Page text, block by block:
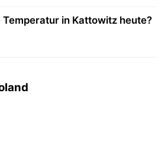
in Kattowitz heute?